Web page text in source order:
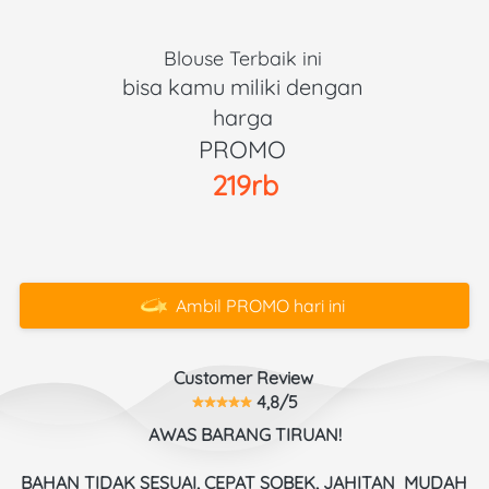
Blouse Terbaik ini
bisa kamu miliki dengan
harga
PROMO
219rb
` Ambil PROMO hari ini
Customer Review
4,8/5
AWAS BARANG TIRUAN!
BAHAN TIDAK SESUAI, CEPAT SOBEK, JAHITAN  MUDAH